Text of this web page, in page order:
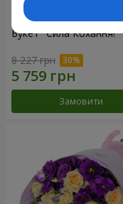
Букет "Сила Кохання!"
8 227 грн
Замовити